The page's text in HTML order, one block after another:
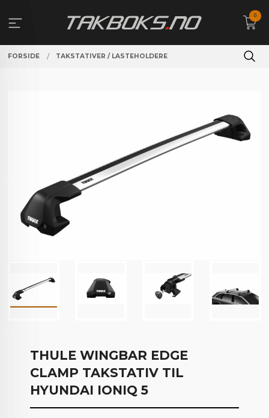
innholdet
0
FORSIDE TAKSTATIVER / LASTEHOLDERE
THULE WINGBAR EDGE
CLAMP TAKSTATIV TIL
HYUNDAI IONIQ 5